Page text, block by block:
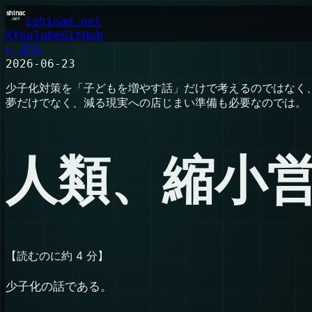
ishinao.net
XYouTubeGitHub
← 戻る
2026-06-23
少子化対策を「子どもを増やす話」だけで考えるのではな
夢だけでなく、減る現実への店じまい準備も必要なのでは。
人類、縮小
【読むのに約 4 分】
少子化の話である。